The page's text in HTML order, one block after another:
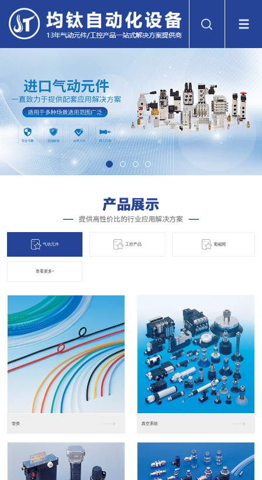
气动元件 工控产品 電磁閞
查看更多+
进口松下PLC2 进口松下PLC